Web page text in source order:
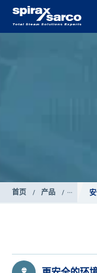
首页 / 产品 / 控制系